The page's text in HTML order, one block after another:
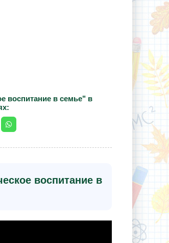
воспитание в семье" в
воспитание в